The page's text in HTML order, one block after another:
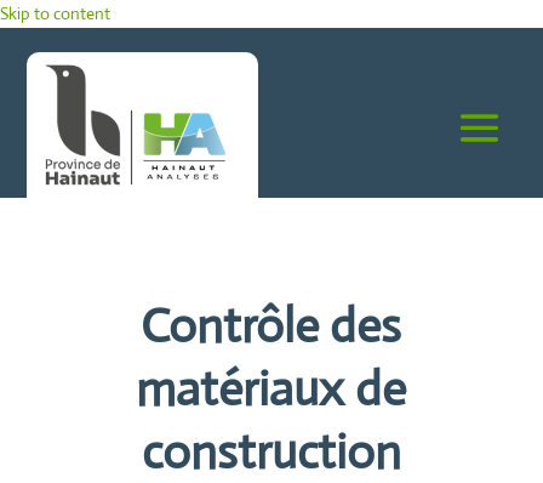
Panneau de gestion des cookies
Skip to content
Contrôle des
matériaux de
construction